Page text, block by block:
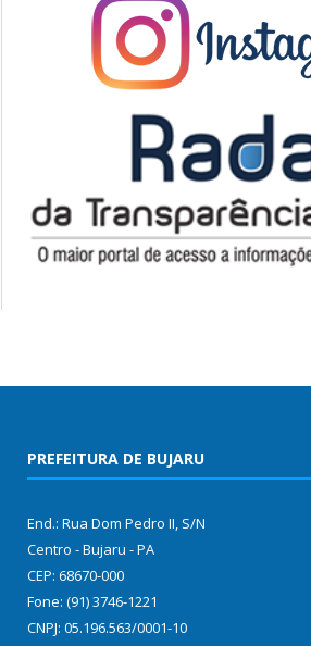
PREFEITURA DE BUJARU
End.: Rua Dom Pedro II, S/N
Centro - Bujaru - PA
CEP: 68670-000
Fone: (91) 3746-1221
CNPJ: 05.196.563/0001-10